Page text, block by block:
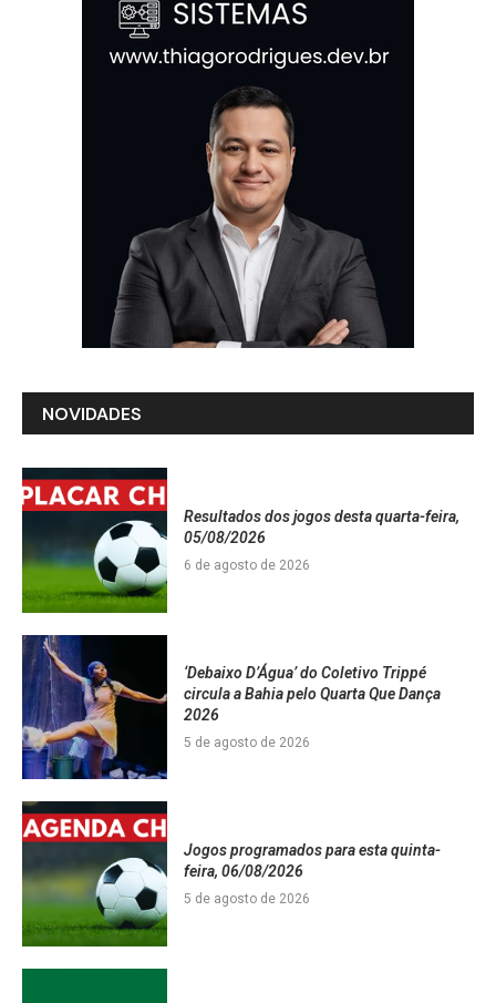
NOVIDADES
Resultados dos jogos desta quarta-feira,
05/08/2026
6 de agosto de 2026
‘Debaixo D’Água’ do Coletivo Trippé
circula a Bahia pelo Quarta Que Dança
2026
5 de agosto de 2026
Jogos programados para esta quinta-
feira, 06/08/2026
5 de agosto de 2026